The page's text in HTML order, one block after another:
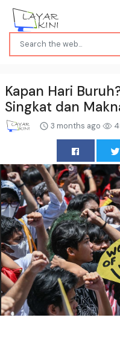
Kapan Hari
Singkat dan
3 months ago